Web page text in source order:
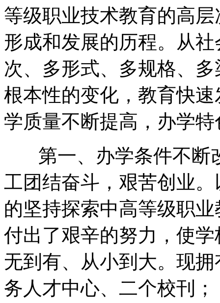
等级职业技术教育的高
形成和发展的历程。从
次、多形式、多规格、
根本性的变化，教育快
学质量不断提高，办学
第一、办学条件不断
工团结奋斗，艰苦创业
的坚持探索中高等级职
付出了艰辛的努力，使
无到有、从小到大。现
务人才中心、二个校刊